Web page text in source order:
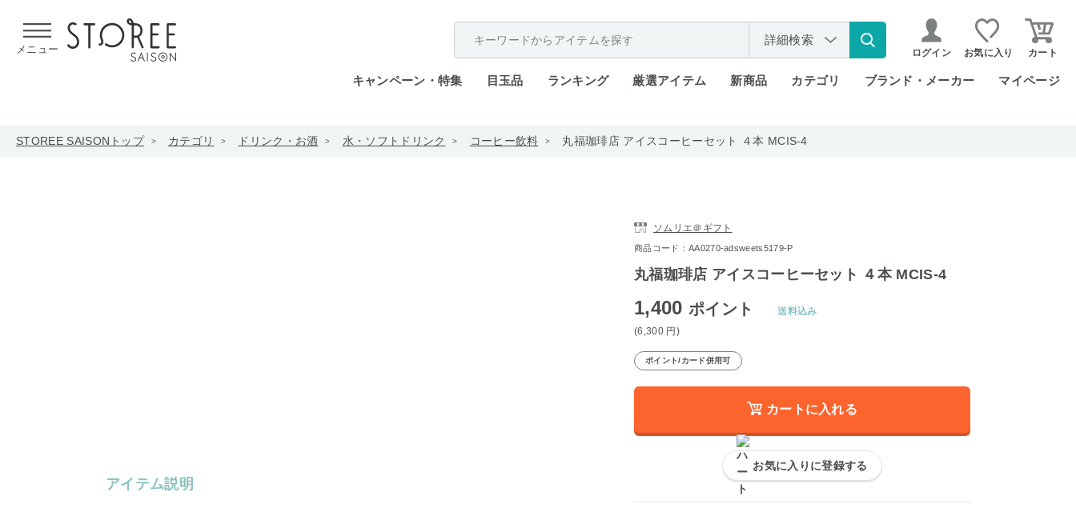
メニュー
詳細検索
ログイン お気に入り カート
キャンペーン・特集 目玉品 ランキング 厳選アイテム 新商品 カテゴリ ブランド・メーカー マイページ
STOREE SAISONトップ カテゴリ ドリンク・お酒 水・ソフトドリンク コーヒー飲料 丸福珈琲店 アイスコーヒーセット ４本 MCIS-4
アイテム説明
ソムリエ＠ギフト
商品コード：AA0270-adsweets5179-P
丸福珈琲店 アイスコーヒーセット ４本 MCIS-4
1,400 ポイント
(6,300 円 )
送料込み
ポイント/カード併用可
カートに入れる
お気に入りに登録する